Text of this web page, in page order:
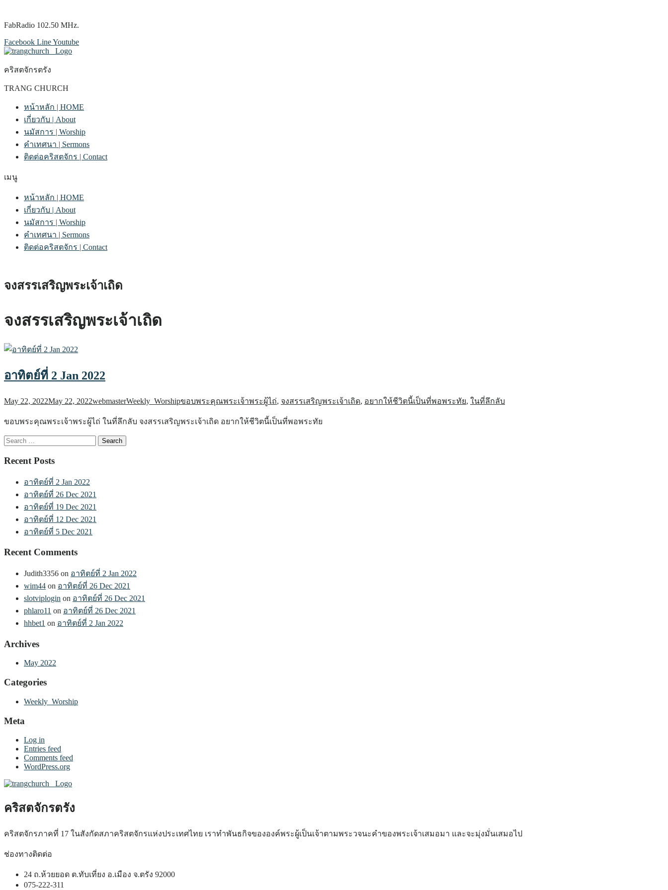
FabRadio 102.50 MHz.
Facebook LineYoutube
คริสตจักรตรัง
TRANG CHURCH
หน้าหลัก | HOME
เกี่ยวกับ | About
นมัสการ | Worship
คำเทศนา | Sermons
ติดต่อคริสตจักร | Contact
เมนู
หน้าหลัก | HOME
เกี่ยวกับ | About
นมัสการ | Worship
คำเทศนา | Sermons
ติดต่อคริสตจักร | Contact
จงสรรเสริญพระเจ้าเถิด
จงสรรเสริญพระเจ้าเถิด
อาทิตย์ที่ 2 Jan 2022
May 22, 2022May 22, 2022webmasterWeekly_Worshipขอบพระคุณพระเจ้าพระผู้ไถ่, จงสรรเสริญพระเจ้าเถิด, อยากให้ชีวิตนี้เป็นที่พอพระทัย, ในที่ลึกลับ
ขอบพระคุณพระเจ้าพระผู้ไถ่ ในที่ลึกลับ จงสรรเสริญพระเจ้าเถิด อยากให้ชีวิตนี้เป็นที่พอพระทัย
Search
for:
Recent Posts
อาทิตย์ที่ 2 Jan 2022
อาทิตย์ที่ 26 Dec 2021
อาทิตย์ที่ 19 Dec 2021
อาทิตย์ที่ 12 Dec 2021
อาทิตย์ที่ 5 Dec 2021
Recent Comments
Judith3356 on อาทิตย์ที่ 2 Jan 2022
wim44 on อาทิตย์ที่ 26 Dec 2021
slotviplogin on อาทิตย์ที่ 26 Dec 2021
phlaro11 on อาทิตย์ที่ 26 Dec 2021
hhbet1 on อาทิตย์ที่ 2 Jan 2022
Archives
May 2022
Categories
Weekly_Worship
Meta
Log in
Entries feed
Comments feed
WordPress.org
คริสตจักรตรัง
คริสตจักรภาคที่ 17 ในสังกัดสภาคริสตจักรแห่งประเทศไทย เราทำพันธกิจขององค์พระผู้เป็นเจ้าตามพระวจนะคำของพระเจ้าเสมอมา และจะมุ่งมั่นเสมอไป
ช่องทางติดต่อ
24 ถ.ห้วยยอด ต.ทับเที่ยง อ.เมือง จ.ตรัง 92000
075-222-311